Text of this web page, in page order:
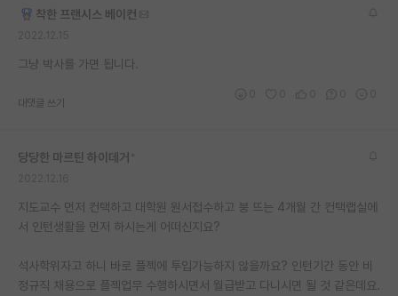
착한 프랜시스 베이컨
그냥 박사를 가면 됩니다.
대댓글 쓰기
당당한 마르틴 하이데거
지도교수 먼저 컨택하고 대학원 원서접수하고 붕 뜨는 4개월 간 컨택랩실에
서 인턴생활을 먼저 하시는게 어떠신지요?
석사학위자고 하니 바로 플젝에 투입가능하지 않을까요? 인턴기간 동안 비
정규직 채용으로 플젝업무 수행하시면서 월급받고 다니시면 될 것 같은데요.